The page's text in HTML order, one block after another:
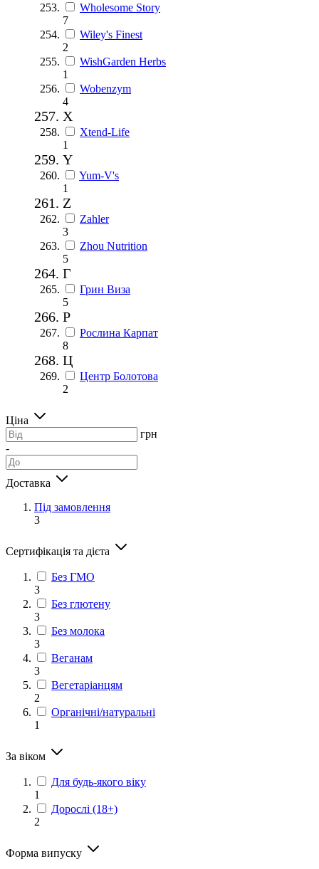
Wholesome Story
7
Wiley's Finest
2
WishGarden Herbs
1
Wobenzym
4
X
Xtend-Life
1
Y
Yum-V's
1
Z
Zahler
3
Zhou Nutrition
5
Г
Грин Виза
5
Р
Рослина Карпат
8
Ц
Центр Болотова
2
Ціна
грн
-
Доставка
Під замовлення
3
Сертифікація та дієта
Без ГМО
3
Без глютену
3
Без молока
3
Веганам
3
Вегетаріанцям
2
Органічні/натуральні
1
За віком
Для будь-якого віку
1
Дорослі (18+)
2
Форма випуску